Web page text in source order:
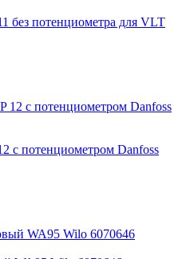
без потенциометра для VLT
с потенциометром Danfoss